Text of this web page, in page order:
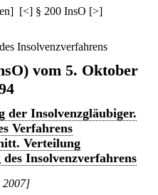
] [<] § 200 InsO [>]
Insolvenzverfahrens
vom 5. Oktober
der Insolvenzgläubiger.
Verfahrens
Verteilung
Insolvenzverfahrens
2007]